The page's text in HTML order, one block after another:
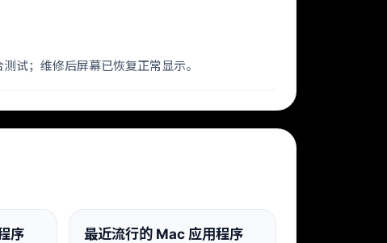
试；维修后屏幕已恢复正常显示。
序
最近流行的 Mac 应用程序